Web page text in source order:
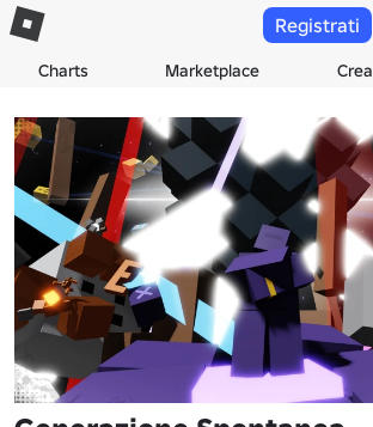
Charts Marketplace Crea
Registrati